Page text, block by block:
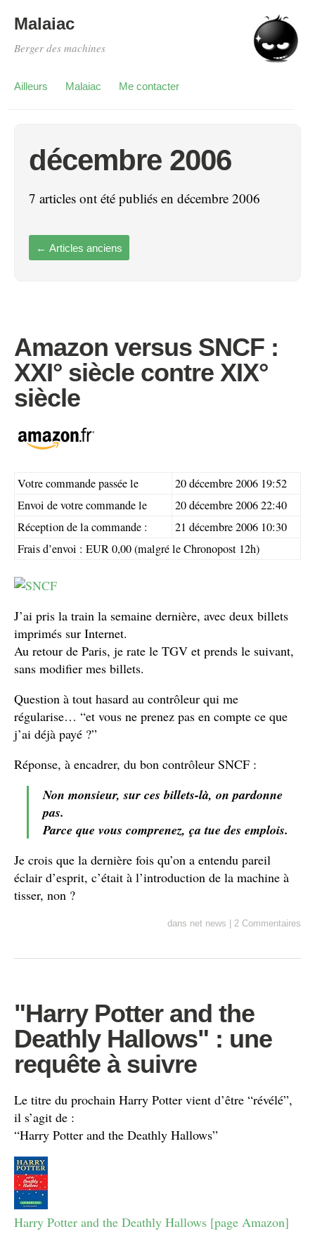
Malaiac
Berger des machines
Ailleurs Malaiac Me contacter
décembre 2006
7 articles ont été publiés en décembre 2006
← Articles anciens
Amazon versus SNCF :
XXI° siècle contre XIX°
siècle
Votre commande passée le
20 décembre 2006 19:52
Envoi de votre commande le
20 décembre 2006 22:40
Réception de la commande :
21 décembre 2006 10:30
Frais d’envoi : EUR 0,00 (malgré le Chronopost 12h)
J’ai pris la train la semaine dernière, avec deux billets
imprimés sur Internet.
Au retour de Paris, je rate le TGV et prends le suivant,
sans modifier mes billets.
Question à tout hasard au contrôleur qui me
régularise… “et vous ne prenez pas en compte ce que
j’ai déjà payé ?”
Réponse, à encadrer, du bon contrôleur SNCF :
Non monsieur, sur ces billets-là, on pardonne
pas.
Parce que vous comprenez, ça tue des emplois.
Je crois que la dernière fois qu’on a entendu pareil
éclair d’esprit, c’était à l’introduction de la machine à
tisser, non ?
dans net news 2 Commentaires
"Harry Potter and the
Deathly Hallows" : une
requête à suivre
Le titre du prochain Harry Potter vient d’être “révélé”,
il s’agit de :
“Harry Potter and the Deathly Hallows”
Harry Potter and the Deathly Hallows [page Amazon]